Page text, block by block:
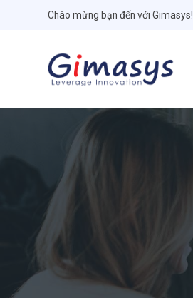
Chào mừng bạn đến với Gimasys!